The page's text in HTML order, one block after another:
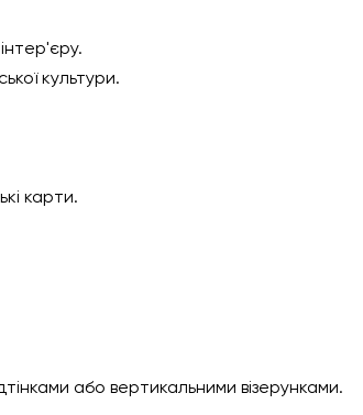
культури.
карти.
або вертикальними візерунками.